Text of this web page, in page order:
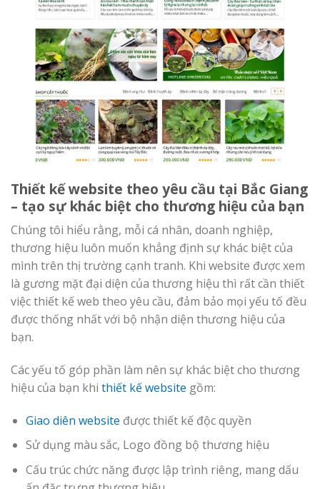
Thiết kế website theo yêu cầu tại Bắc Giang
– tạo sự khác biệt cho thương hiệu của bạn
Chúng tôi hiểu rằng, mỗi cá nhân, doanh nghiệp,
thương hiệu luôn muốn khẳng định sự khác biệt của
mình trên thị trường cạnh tranh. Khi website được xem
là gương mặt đại diện của thương hiệu thì rất cần thiết
việc thiết kế web theo yêu cầu, đảm bảo mọi yếu tố đều
được thống nhất với bộ nhận diện thương hiệu của
bạn.
Các yếu tố góp phần làm nên sự khác biệt cho thương
hiệu của bạn khi thiết kế website gồm:
Giao diên website được thiết kế độc quyền
Sử dụng màu sắc, Logo đồng bộ thương hiệu
Cấu trúc chức năng được lập trình riêng, mang dấu